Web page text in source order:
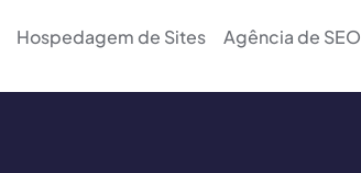
Hospedagem de Sites Agência de SEO